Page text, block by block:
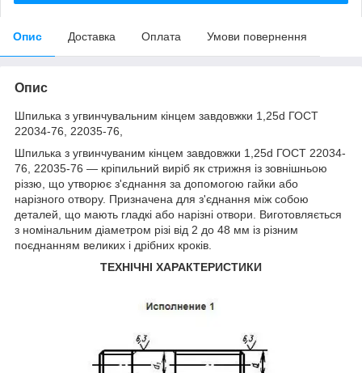
Опис Доставка Оплата Умови повернення
Опис
Шпилька з угвинчувальним кінцем завдовжки 1,25d ГОСТ
22034-76, 22035-76,
Шпилька з угвинчуваним кінцем завдовжки 1,25d ГОСТ 22034-
76, 22035-76 — кріпильний виріб як стрижня із зовнішньою
різзю, що утворює з'єднання за допомогою гайки або
нарізного отвору. Призначена для з'єднання між собою
деталей, що мають гладкі або нарізні отвори. Виготовляється
з номінальним діаметром різі від 2 до 48 мм із різним
поєднанням великих і дрібних кроків.
ТЕХНІЧНІ ХАРАКТЕРИСТИКИ